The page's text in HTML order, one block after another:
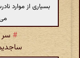
بسیاری از موارد
# سر